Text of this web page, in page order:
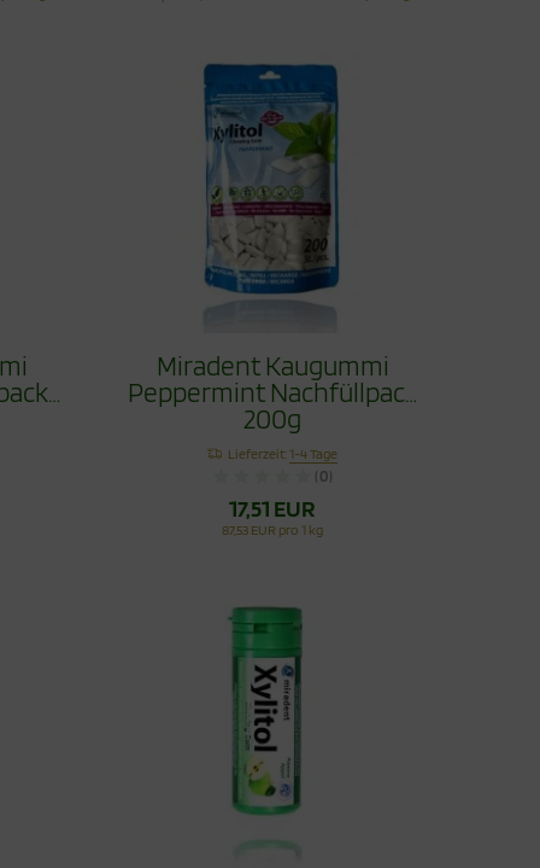
Miradent Kaugummi
Peppermint Nachfüllpack
200g
Lieferzeit:1-4 Tage
(0)
17,51 EUR
87,53 EUR pro 1 kg